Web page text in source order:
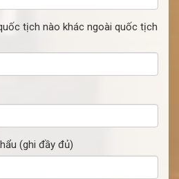
tịch nào khác ngoài quốc tịch
(ghi đầy đủ)